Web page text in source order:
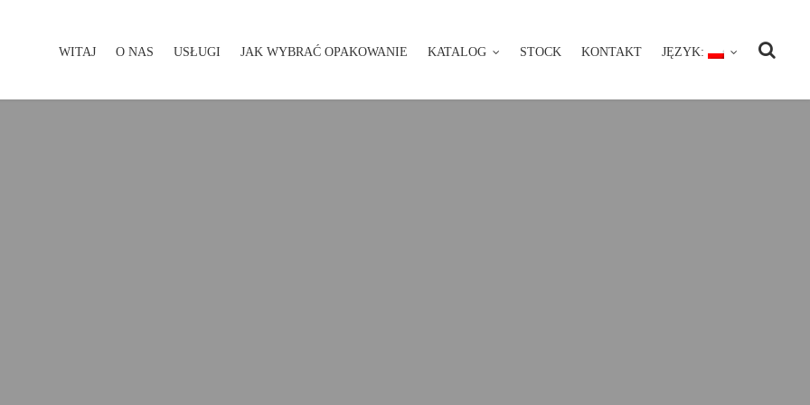
WITAJ O NAS USŁUGI JAK WYBRAĆ OPAKOWANIE KATALOG STOCK KONTAKT JĘZYK:
WITAJ O NAS USŁUGI JAK WYBRAĆ OPAKOWANIE KATALOG STOCK KONTAKT JĘZYK: